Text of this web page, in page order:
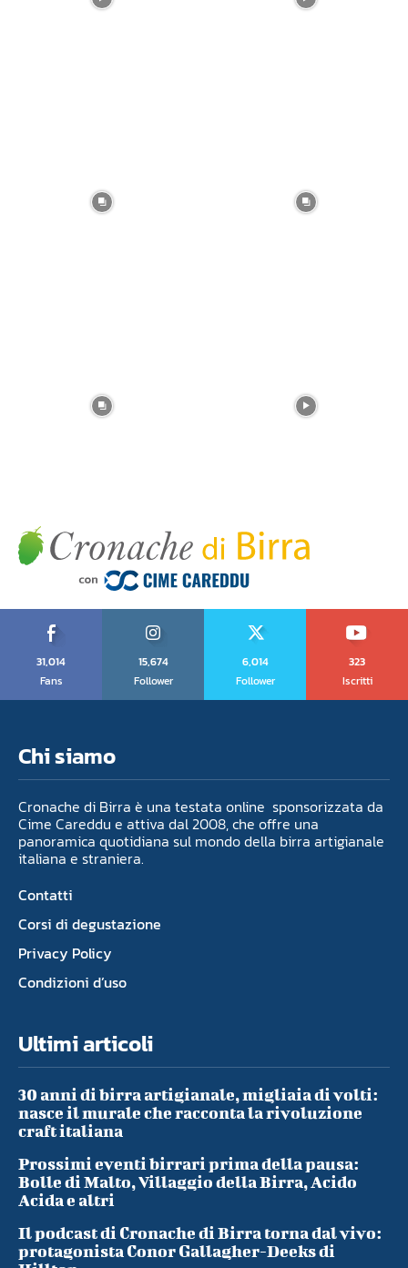
31,014
Fans
15,674
Follower
6,014
Follower
323
Iscritti
Chi siamo
Cronache di Birra è una testata online sponsorizzata da
Cime Careddu e attiva dal 2008, che offre una
panoramica quotidiana sul mondo della birra artigianale
italiana e straniera.
Contatti
Corsi di degustazione
Privacy Policy
Condizioni d’uso
Ultimi articoli
30 anni di birra artigianale, migliaia di volti:
nasce il murale che racconta la rivoluzione
craft italiana
Prossimi eventi birrari prima della pausa:
Bolle di Malto, Villaggio della Birra, Acido
Acida e altri
Il podcast di Cronache di Birra torna dal vivo:
protagonista Conor Gallagher-Deeks di